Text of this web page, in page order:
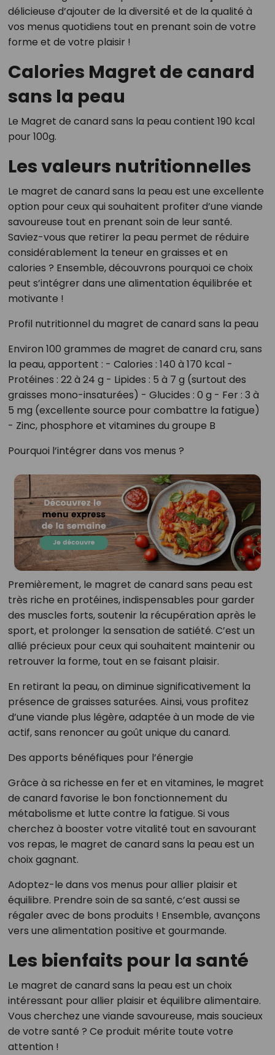
délicieuse d’ajouter de la diversité et de la qualité à
vos menus quotidiens tout en prenant soin de votre
forme et de votre plaisir !
Calories Magret de canard
sans la peau
Le Magret de canard sans la peau contient 190 kcal
pour 100g.
Les valeurs nutritionnelles
Le magret de canard sans la peau est une excellente
option pour ceux qui souhaitent profiter d’une viande
savoureuse tout en prenant soin de leur santé.
Saviez-vous que retirer la peau permet de réduire
considérablement la teneur en graisses et en
calories ? Ensemble, découvrons pourquoi ce choix
peut s’intégrer dans une alimentation équilibrée et
motivante !
Profil nutritionnel du magret de canard sans la peau
Environ 100 grammes de magret de canard cru, sans
la peau, apportent : - Calories : 140 à 170 kcal -
Protéines : 22 à 24 g - Lipides : 5 à 7 g (surtout des
graisses mono-insaturées) - Glucides : 0 g - Fer : 3 à
5 mg (excellente source pour combattre la fatigue)
- Zinc, phosphore et vitamines du groupe B
Pourquoi l’intégrer dans vos menus ?
Premièrement, le magret de canard sans peau est
très riche en protéines, indispensables pour garder
des muscles forts, soutenir la récupération après le
sport, et prolonger la sensation de satiété. C’est un
allié précieux pour ceux qui souhaitent maintenir ou
retrouver la forme, tout en se faisant plaisir.
En retirant la peau, on diminue significativement la
présence de graisses saturées. Ainsi, vous profitez
d’une viande plus légère, adaptée à un mode de vie
actif, sans renoncer au goût unique du canard.
Des apports bénéfiques pour l’énergie
Grâce à sa richesse en fer et en vitamines, le magret
de canard favorise le bon fonctionnement du
métabolisme et lutte contre la fatigue. Si vous
cherchez à booster votre vitalité tout en savourant
vos repas, le magret de canard sans la peau est un
choix gagnant.
Adoptez-le dans vos menus pour allier plaisir et
équilibre. Prendre soin de sa santé, c’est aussi se
régaler avec de bons produits ! Ensemble, avançons
vers une alimentation positive et gourmande.
Les bienfaits pour la santé
Le magret de canard sans la peau est un choix
intéressant pour allier plaisir et équilibre alimentaire.
Vous cherchez une viande savoureuse, mais soucieux
de votre santé ? Ce produit mérite toute votre
attention !